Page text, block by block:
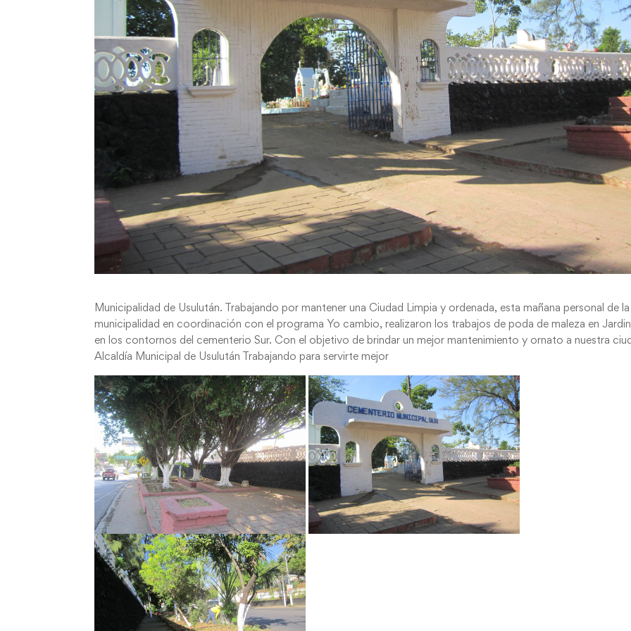
Municipalidad de Usulután. Trabajando por mantener una Ciudad Limpia y ordenada, esta mañana personal de la
municipalidad en coordinación con el programa Yo cambio, realizaron los trabajos de poda de maleza en
en los contornos del cementerio Sur. Con el objetivo de brindar un mejor mantenimiento y ornato a nuestra
Alcaldía Municipal de Usulután Trabajando para servirte mejor